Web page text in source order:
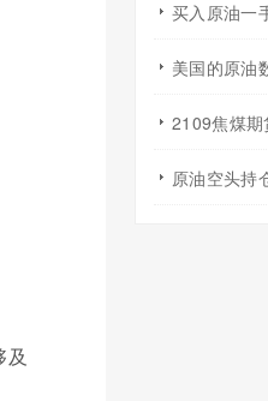
买入原油一
美国的原油
2109焦煤
原油空头持